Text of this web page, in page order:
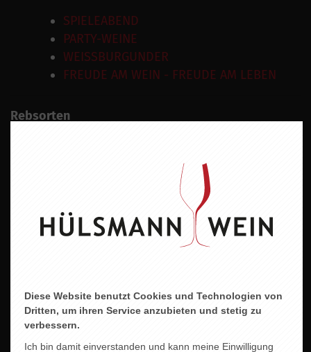
SPIELEABEND
PARTY-WEINE
WEISSBURGUNDER
FREUDE AM WEIN - FREUDE AM LEBEN
Rebsorten
Geschmacksrichtung
Trocken
Region
Pfalz
Diese Website benutzt Cookies und Technologien von
Dritten, um ihren Service anzubieten und stetig zu
verbessern.
Ich bin damit einverstanden und kann meine Einwilligung